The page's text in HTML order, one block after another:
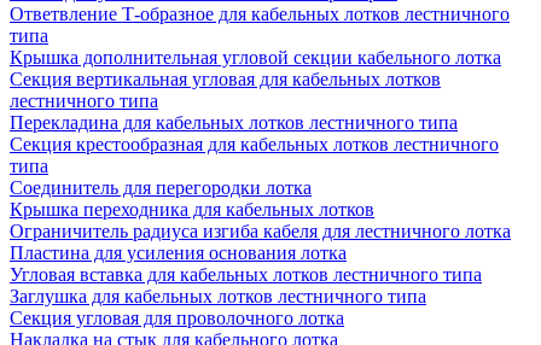
Ответвление Т-образное для кабельных лотков лестничного
типа
Крышка дополнительная угловой секции кабельного лотка
Секция вертикальная угловая для кабельных лотков
лестничного типа
Перекладина для кабельных лотков лестничного типа
Секция крестообразная для кабельных лотков лестничного
типа
Соединитель для перегородки лотка
Крышка переходника для кабельных лотков
Ограничитель радиуса изгиба кабеля для лестничного лотка
Пластина для усиления основания лотка
Угловая вставка для кабельных лотков лестничного типа
Заглушка для кабельных лотков лестничного типа
Секция угловая для проволочного лотка
Накладка на стык для кабельного лотка